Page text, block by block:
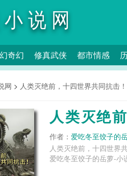
说网
奇幻 修真武侠 都市情感
网 > 人类灭绝前，十四世界共同抗击！
人类灭绝
作者： 爱吃冬至饺子的
人类灭绝前，十四世界
爱吃冬至饺子的岳萝-小